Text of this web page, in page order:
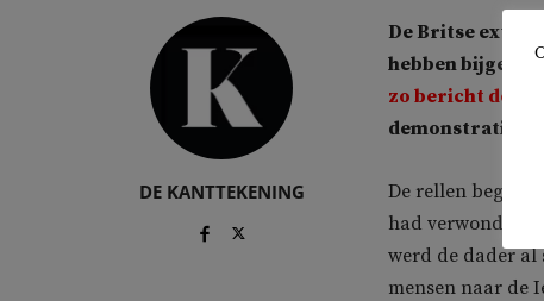
DE KANTTEKENING
De Britse
hebben
zo bericht de
demonstraties
De rellen
had verwond bij
werd de dader al
mensen naar de